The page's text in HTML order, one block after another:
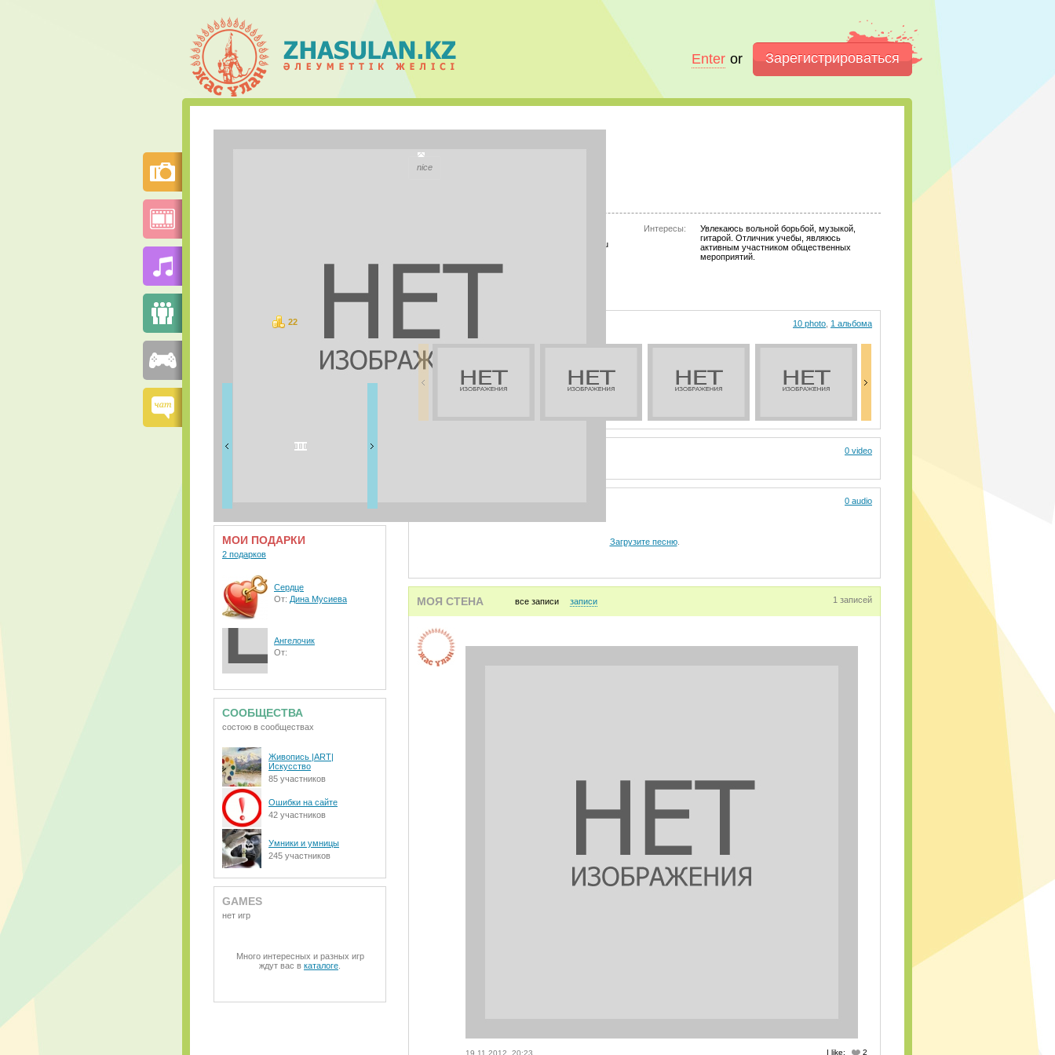
Enter or Зарегистрироваться
nice
www.aimbetov@mail.ru
Интересы:
Увлекаюсь вольной борьбой, музыкой,
гитарой. Отличник учебы, являюсь
активным участником общественных
мероприятий.
22баллов
МОИ ПОДАРКИ
2 подарков
Сердце
От: Дина Мусиева
Ангелочик
От:
СООБЩЕСТВА
состою в сообществах
Живопись |ART|
Искусство
85 участников
Ошибки на сайте
42 участников
Умники и умницы
245 участников
GAMES
нет игр
Много интересных и разных игр
ждут вас в каталоге
10 photo 1 альбома
0 video
0 audio
Загрузите песню.
МОЯ СТЕНА все записи записи 1 записей
2
I like:
19.11.2012, 20:23